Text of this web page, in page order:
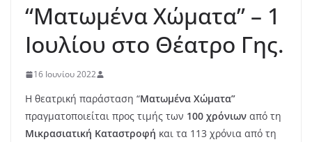
“Ματωμένα Χώματα” – 1
Ιουλίου στο Θέατρο Γης.
16 Ιουνίου 2022
Η θεατρική παράσταση “Ματωμένα Χώματα”
πραγματοποιείται προς τιμής των 100 χρόνιων από τη
Μικρασιατική Καταστροφή και τα 113 χρόνια από τη